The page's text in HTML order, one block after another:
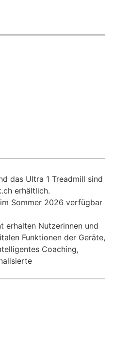
das Ultra 1 Treadmill sind
erhältlich.
Sommer 2026 verfügbar
erhalten Nutzerinnen und
Funktionen der Geräte,
Coaching,